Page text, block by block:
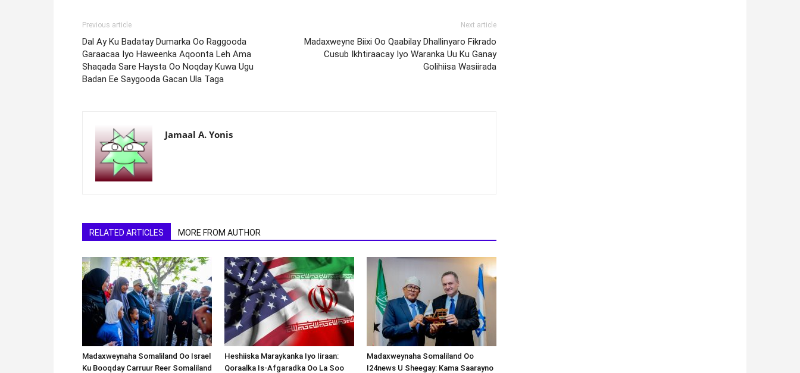
Previous article
Dal Ay Ku Badatay Dumarka Oo Raggooda
Garaacaa Iyo Haweenka Aqoonta Leh Ama
Shaqada Sare Haysta Oo Noqday Kuwa Ugu
Badan Ee Saygooda Gacan Ula Taga
Next article
Madaxweyne Biixi Oo Qaabilay Dhallinyaro Fikrado
Cusub Ikhtiraacay Iyo Waranka Uu Ku Ganay
Golihiisa Wasiirada
Jamaal A. Yonis
RELATED ARTICLES MORE FROM AUTHOR
Madaxweynaha Somaliland Oo Israel
Ku Booqday Carruur Reer Somaliland
Heshiiska Maraykanka Iyo Iiraan:
Qoraalka Is-Afgaradka Oo La Soo
Madaxweynaha Somaliland Oo
I24news U Sheegay: Kama Saarayno